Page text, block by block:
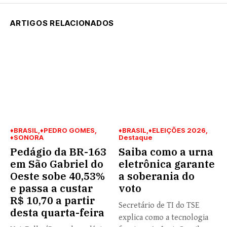
ARTIGOS RELACIONADOS
♦BRASIL ♦PEDRO GOMES
♦SONORA
Pedágio da BR-163
em São Gabriel do
Oeste sobe 40,53%
e passa a custar
R$ 10,70 a partir
desta quarta-feira
♦BRASIL ♦ELEIÇÕES 2026
Destaque
Saiba como a urna
eletrônica garante
a soberania do
voto
Secretário de TI do TSE
explica como a tecnologia